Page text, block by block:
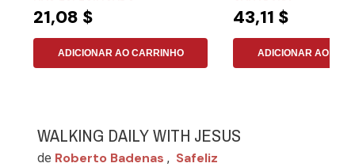
21,08 $
ADICIONAR AO CARRINHO
43,11 $
ADICIONAR AO
WALKING DAILY WITH JESUS
de Roberto Badenas , Safeliz